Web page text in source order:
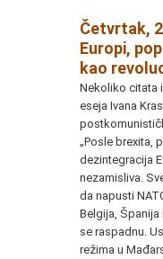
Četvrtak,
Europi,
kao
Nekoliko citata
eseja Ivana
„Posle brexita,
dezintegracija
nezamisliva.
da napusti
Belgija, Španija
se raspadnu.
režima u